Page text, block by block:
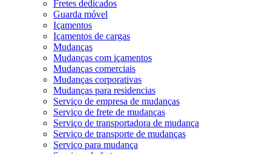
Fretes dedicados
Guarda móvel
Içamentos
Içamentos de cargas
Mudanças
Mudanças com içamentos
Mudanças comerciais
Mudanças corporativas
Mudanças para residencias
Serviço de empresa de mudanças
Serviço de frete de mudanças
Serviço de transportadora de mudança
Serviço de transporte de mudanças
Serviço para mudança